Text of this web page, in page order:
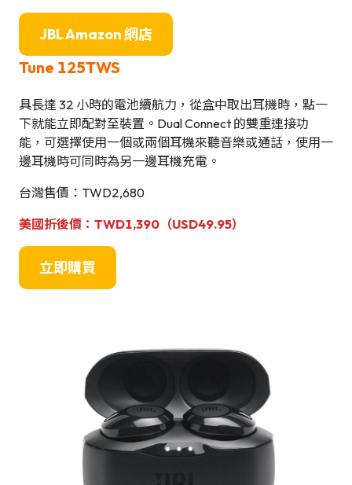
JBL Amazon 網店
Tune 125TWS
具長達 32 小時的電池續航力，從盒中取出耳機時，點一
下就能立即配對至裝置。Dual Connect 的雙重連接功
能，可選擇使用一個或兩個耳機來聽音樂或通話，使用一
邊耳機時可同時為另一邊耳機充電。
台灣售價：TWD2,680
美國折後價：TWD1,390（USD49.95）
立即購買